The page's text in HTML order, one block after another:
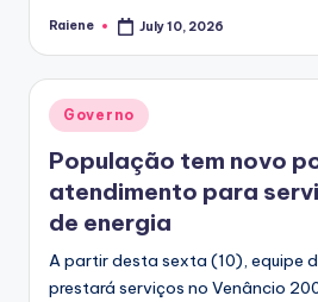
Posted
Raiene July 10, 2026
Posted
in
Governo
População tem novo
atendimento para
de energia
A partir desta sexta (10), equipe
prestará serviços no Venâncio